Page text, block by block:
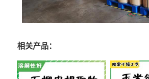
相关产品：